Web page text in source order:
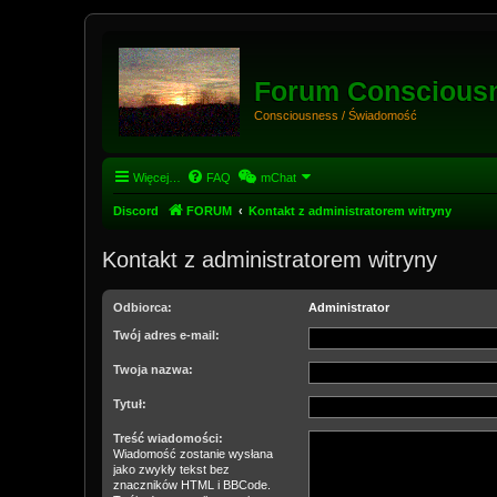
Forum
Consciousness / Świadomość
Więcej… FAQ mChat
Discord FORUM Kontakt z administratorem witryny
Kontakt z administratorem witryny
Odbiorca: Administrator
Twój adres e-mail:
Twoja nazwa:
Tytuł:
Treść wiadomości:
Wiadomość zostanie wysłana
jako zwykły tekst bez
znaczników HTML i BBCode.